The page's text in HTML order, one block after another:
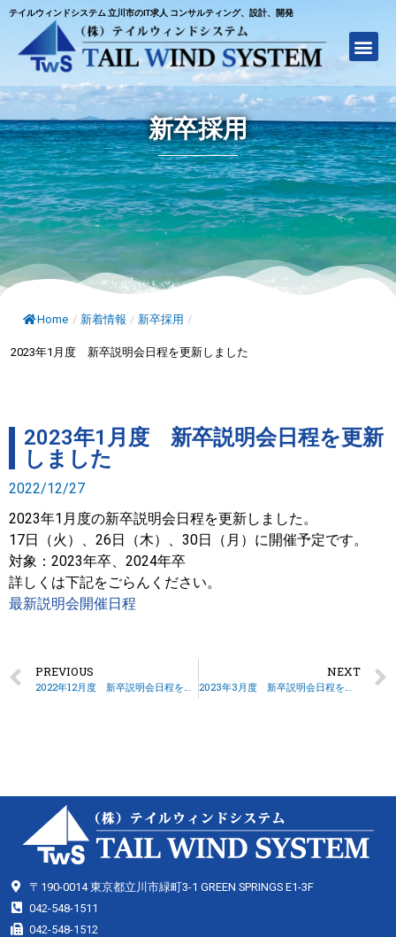
テイルウィンドシステム 立川市のIT求人 コンサルティング、設計、開発
新卒採用
Home / 新着情報 / 新卒採用 /
2023年1月度 新卒説明会日程を更新しました
2023年1月度 新卒説明会日程を更新
しました
2022/12/27
2023年1月度の新卒説明会日程を更新しました。
17日（火）、26日（木）、30日（月）に開催予定です。
対象：2023年卒、2024年卒
詳しくは下記をごらんください。
最新説明会開催日程
PREVIOUS NEXT
〒190-0014 東京都立川市緑町3-1 GREEN SPRINGS E1-3F
042-548-1511
042-548-1512